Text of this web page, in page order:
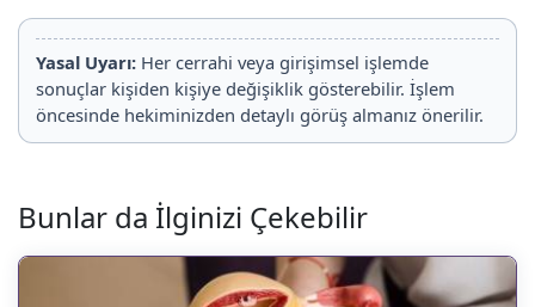
Yasal Uyarı: Her cerrahi veya girişimsel işlemde
sonuçlar kişiden kişiye değişiklik gösterebilir. İşlem
öncesinde hekiminizden detaylı görüş almanız önerilir.
Bunlar da İlginizi Çekebilir